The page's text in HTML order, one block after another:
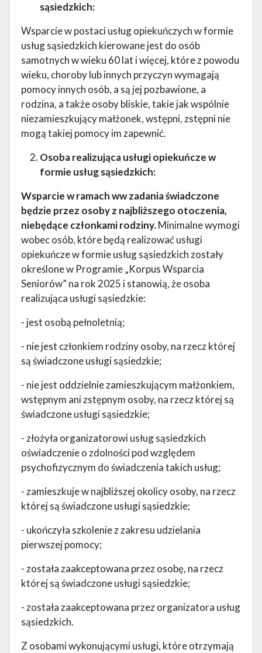
sąsiedzkich:
Wsparcie w postaci usług opiekuńczych w formie
usług sąsiedzkich kierowane jest do osób
samotnych w wieku 60 lat i więcej, które z powodu
wieku, choroby lub innych przyczyn wymagają
pomocy innych osób, a są jej pozbawione, a
rodzina, a także osoby bliskie, takie jak wspólnie
niezamieszkujący małżonek, wstępni, zstępni nie
mogą takiej pomocy im zapewnić.
Osoba realizująca usługi opiekuńcze w
formie usług sąsiedzkich:
Wsparcie w ramach ww zadania świadczone
będzie przez osoby z najbliższego otoczenia,
niebędące członkami rodziny.Minimalne wymogi
wobec osób, które będą realizować usługi
opiekuńcze w formie usług sąsiedzkich zostały
określone w Programie „Korpus Wsparcia
Seniorów” na rok 2025 i stanowią, że osoba
realizująca usługi sąsiedzkie:
- jest osobą pełnoletnią;
- nie jest członkiem rodziny osoby, na rzecz której
są świadczone usługi sąsiedzkie;
- nie jest oddzielnie zamieszkującym małżonkiem,
wstępnym ani zstępnym osoby, na rzecz której są
świadczone usługi sąsiedzkie;
- złożyła organizatorowi usług sąsiedzkich
oświadczenie o zdolności pod względem
psychofizycznym do świadczenia takich usług;
- zamieszkuje w najbliższej okolicy osoby, na rzecz
której są świadczone usługi sąsiedzkie;
- ukończyła szkolenie z zakresu udzielania
pierwszej pomocy;
- została zaakceptowana przez osobę, na rzecz
której są świadczone usługi sąsiedzkie;
- została zaakceptowana przez organizatora usług
sąsiedzkich.
Z osobami wykonującymi usługi, które otrzymają